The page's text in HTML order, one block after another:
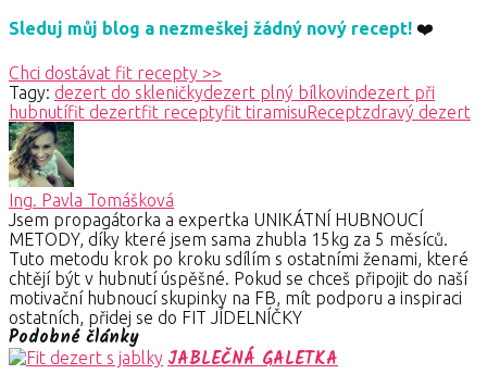
Sleduj můj blog a nezmeškej žádný nový recept! ❤️
Chci dostávat fit recepty >>
Tagy: dezert do skleničkydezert plný bílkovindezert při
hubnutífit dezertfit receptyfit tiramisuReceptzdravý dezert
Ing. Pavla Tomášková
Jsem propagátorka a expertka UNIKÁTNÍ HUBNOUCÍ
METODY, díky které jsem sama zhubla 15kg za 5 měsíců.
Tuto metodu krok po kroku sdílím s ostatními ženami, které
chtějí být v hubnutí úspěšné. Pokud se chceš připojit do naší
motivační hubnoucí skupinky na FB, mít podporu a inspiraci
ostatních, přidej se do FIT JÍDELNÍČKY
Podobné články
JABLEČNÁ GALETKA